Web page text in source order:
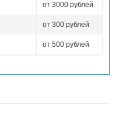
от 3000 рублей
от 300 рублей
от 500 рублей